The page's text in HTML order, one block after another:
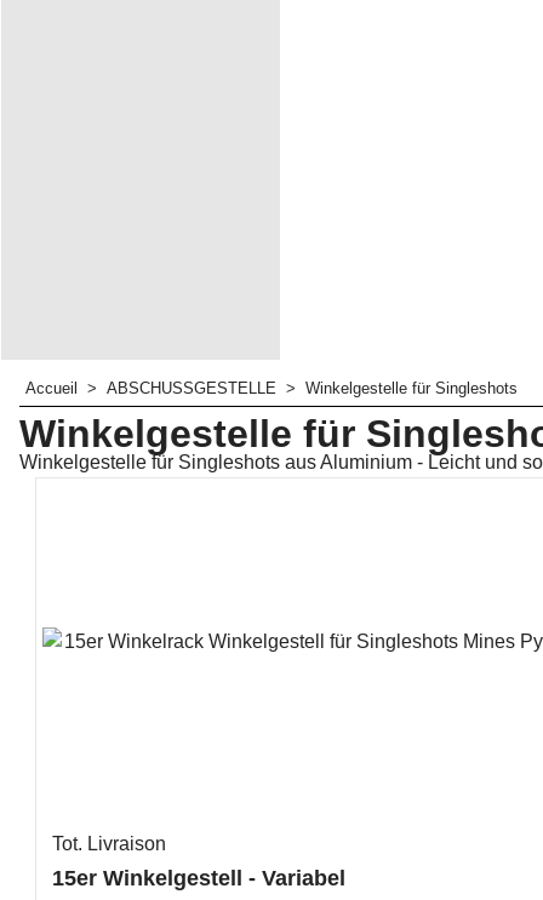
Accueil > ABSCHUSSGESTELLE > Winkelgestelle für Singleshots
Winkelgestelle für
Winkelgestelle für Singleshots aus Aluminium - Leicht und
Tot. Livraison
15er Winkelgestell - Variabel